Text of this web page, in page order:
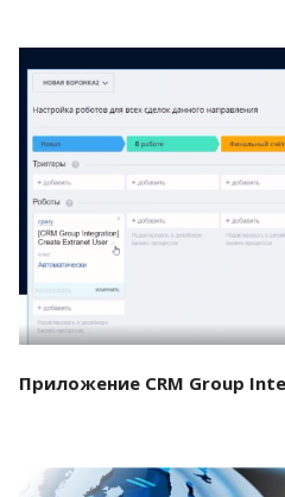
Смотреть
Приложение CRM Group